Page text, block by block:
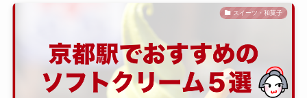
スイーツ・和菓子